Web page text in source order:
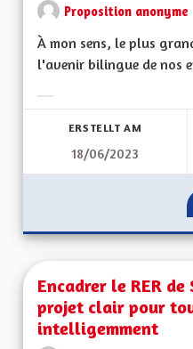
Proposition anonyme
À mon sens, le plus
l'avenir bilingue de nos
ERSTELLT AM
18/06/2023
Encadrer le RER
projet clair pour
intelligemment